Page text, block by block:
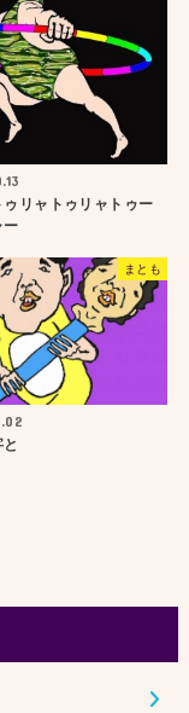
ゥリャトゥリャトゥー
ー
まとも